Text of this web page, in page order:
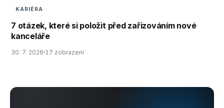
KARIÉRA
7 otázek, které si položit před zařizováním nové
kanceláře
30. 7. 2026 17 zobrazení